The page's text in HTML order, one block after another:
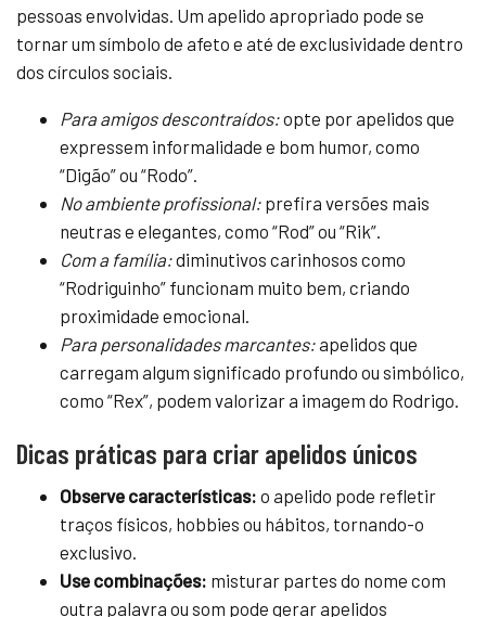
pessoas envolvidas. Um apelido apropriado pode se
tornar um símbolo de afeto e até de exclusividade dentro
dos círculos sociais.
Para amigos descontraídos:opte por apelidos que
expressem informalidade e bom humor, como
“Digão” ou “Rodo”.
No ambiente profissional: prefira versões mais
neutras e elegantes, como “Rod” ou “Rik”.
Com a família:diminutivos carinhosos como
“Rodriguinho” funcionam muito bem, criando
proximidade emocional.
Para personalidades marcantes:apelidos que
carregam algum significado profundo ou simbólico,
como “Rex”, podem valorizar a imagem do Rodrigo.
Dicas práticas para criar apelidos únicos
Observe características: o apelido pode refletir
traços físicos, hobbies ou hábitos, tornando-o
exclusivo.
Use combinações: misturar partes do nome com
outra palavra ou som pode gerar apelidos